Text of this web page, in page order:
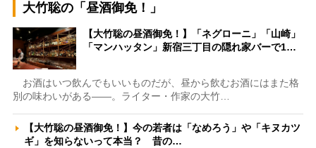
大竹聡の「昼酒御免！」
【大竹聡の昼酒御免！】「ネグローニ」「山崎」
「マンハッタン」新宿三丁目の隠れ家バーで1…
お酒はいつ飲んでもいいものだが、昼から飲むお酒にはまた格
別の味わいがある――。ライター・作家の大竹…
【大竹聡の昼酒御免！】今の若者は「なめろう」や「キヌカツ
ギ」を知らないって本当？ 昔の…